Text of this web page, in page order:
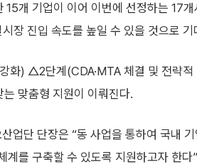
15개 기업이 이어 이번에 선정하는 17
장 진입 속도를 높일 수 있을 것으로 기
화) △2단계(CDA·MTA 체결 및 전략
맞춤형 지원이 이뤄진다.
업단 단장은 “동 사업을 통하여 국내
계를 구축할 수 있도록 지원하고자 한다